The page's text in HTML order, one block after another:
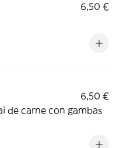
6,50 €
6,50 €
de carne con gambas